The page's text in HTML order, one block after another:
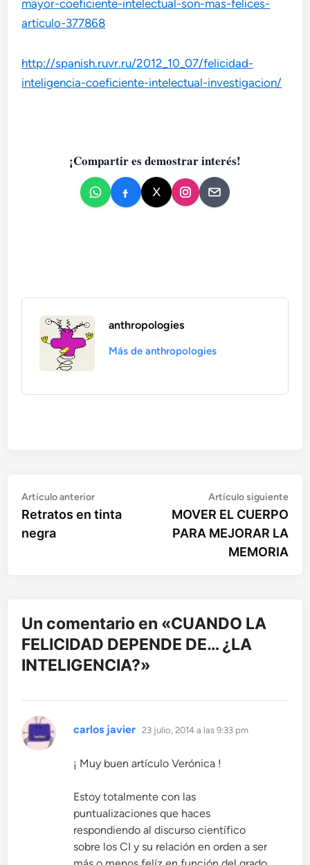
mayor-coeficiente-intelectual-son-mas-felices-
articulo-377868
http://spanish.ruvr.ru/2012_10_07/felicidad-
inteligencia-coeficiente-intelectual-investigacion/
¡Compartir es demostrar interés!
anthropologies
Más de anthropologies
Navegación
de
Artículo anteriorArtículo
anterior:
Retratos en tinta
negra
Artículo siguiente
MOVER EL CUERPO
PARA MEJORAR LA
MEMORIA
Un comentario en «CUANDO LA
FELICIDAD DEPENDE DE… ¿LA
INTELIGENCIA?»
carlos javier dice:
23 julio, 2014 a las 9:33 pm
¡ Muy buen artículo Verónica !
Estoy totalmente con las
puntualizaciones que haces
respondiendo al discurso científico
sobre los CI y su relación en orden a ser